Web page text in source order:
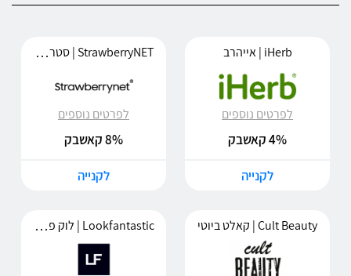
iHerb | אייהרב
לפרטים נוספים
4% קאשבק
לקנייה
StrawberryNET | סטרוברינט
לפרטים נוספים
8% קאשבק
לקנייה
Cult Beauty | קאלט ביוטי Lookfantastic | לוק פנטסטיק